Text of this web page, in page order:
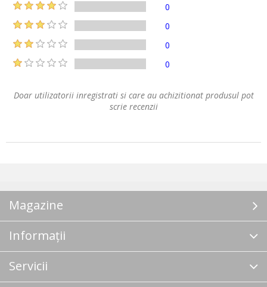
0
0
0
0
Doar utilizatorii inregistrati si care au achizitionat produsul pot
scrie recenzii
Magazine
Informații
Servicii